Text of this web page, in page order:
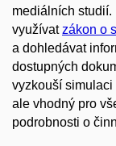
mediálních studií.
využívatzákon o
a dohledávat
dostupných
vyzkouší
ale vhodný pro
podrobnosti o